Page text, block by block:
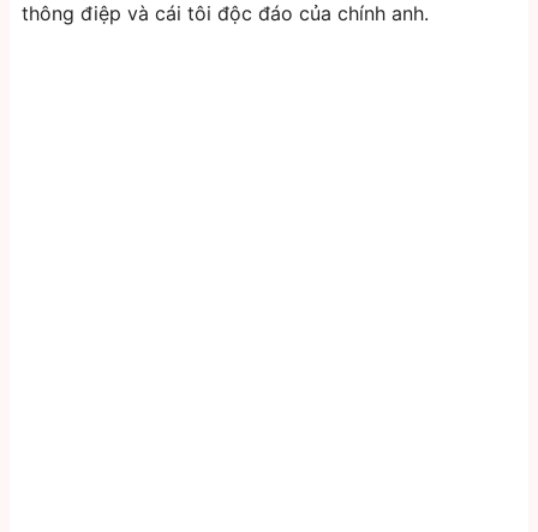
thông điệp và cái tôi độc đáo của chính anh.